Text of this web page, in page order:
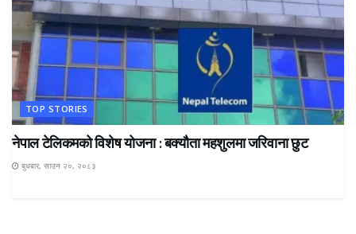
TOP STORIES
नेपाल टेलिकमको विशेष योजना : बक्यौता महशुलमा जरिवाना छुट
बुधबार, साउन २०, २०८३